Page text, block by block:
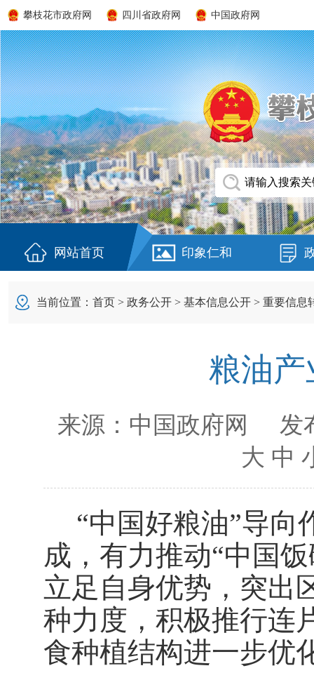
攀枝花市政府网 四川省政府网 中国政府网
网站首页 印象仁和
当前位置： 首页 > 政务公开 > 基本信息公开 > 重要信息
粮油
来源： 中国政府网
发
大 中
“中国好粮油”导向
成，有力推动“中国
立足自身优势，突出
种力度，积极推行连
食种植结构进一步优